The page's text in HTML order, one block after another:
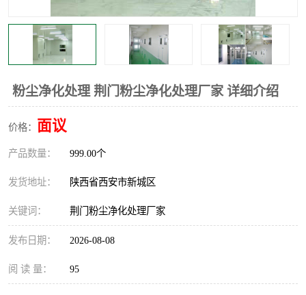
粉尘净化处理 荆门粉尘净化处理厂家 详细介绍
价格： 面议
产品数量： 999.00个
发货地址： 陕西省西安市新城区
关键词： 荆门粉尘净化处理厂家
发布日期： 2026-08-08
阅 读 量： 95